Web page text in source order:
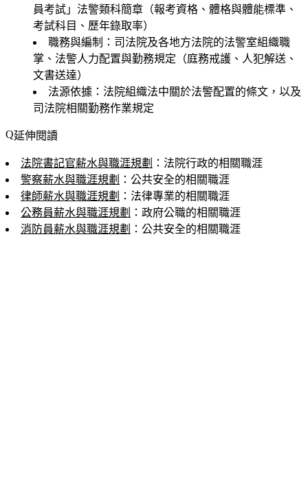
員考試」法警類科簡章（報考資格、體格與體能標準、
考試科目、歷年錄取率）
職務與編制 ：司法院及各地方法院的法警室組織職
掌、法警人力配置與勤務規定（庭務戒護、人犯解送、
文書送達）
法源依據 ：法院組織法中關於法警配置的條文，以及
司法院相關勤務作業規定
延伸閱讀
法院書記官薪水與職涯規劃 ：法院行政的相關職涯
警察薪水與職涯規劃 ：公共安全的相關職涯
律師薪水與職涯規劃 ：法律專業的相關職涯
公務員薪水與職涯規劃 ：政府公職的相關職涯
消防員薪水與職涯規劃 ：公共安全的相關職涯